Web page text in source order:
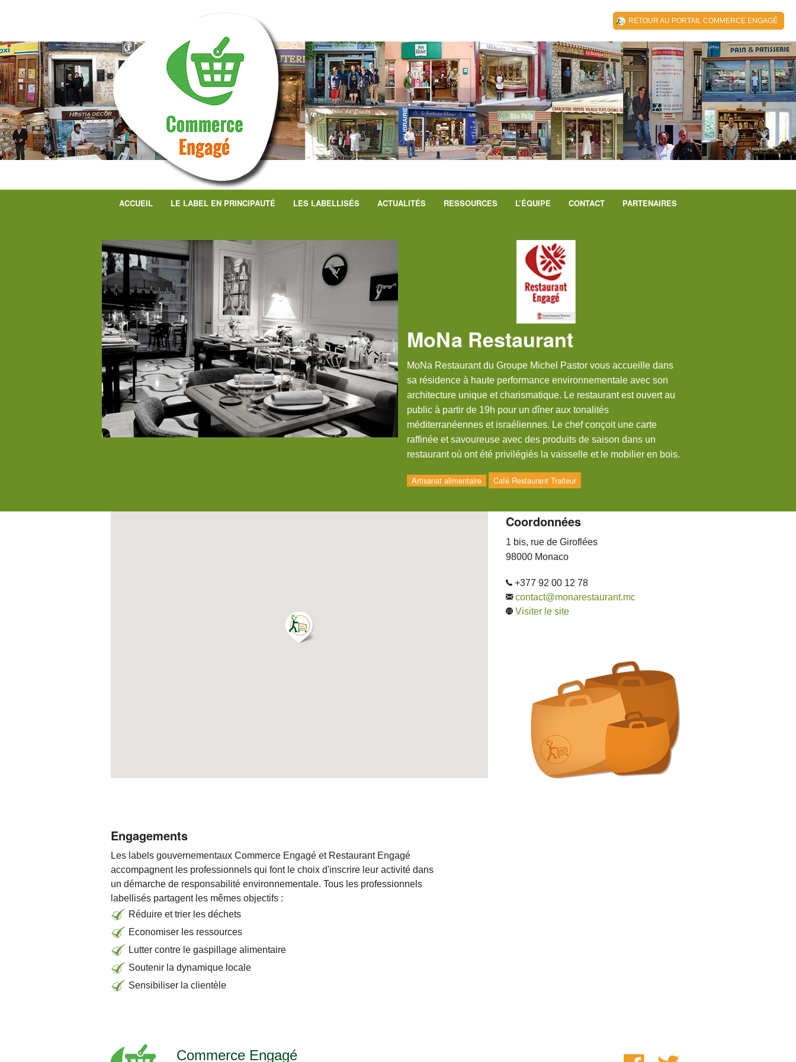
RETOUR AU PORTAIL COMMERCE ENGAGÉ
ACCUEIL LE LABEL EN PRINCIPAUTÉ LES LABELLISÉS ACTUALITÉS RESSOURCES L’ÉQUIPE CONTACT PARTENAIRES
MoNa Restaurant
MoNa Restaurant du Groupe Michel Pastor vous accueille dans
sa résidence à haute performance environnementale avec son
architecture unique et charismatique. Le restaurant est ouvert au
public à partir de 19h pour un dîner aux tonalités
méditerranéennes et israéliennes. Le chef conçoit une carte
raffinée et savoureuse avec des produits de saison dans un
restaurant où ont été privilégiés la vaisselle et le mobilier en bois.
Artisanat alimentaire Café Restaurant Traiteur
Coordonnées
1 bis, rue de Giroflées
98000 Monaco
+377 92 00 12 78
contact@monarestaurant.mc
Visiter le site
Engagements
Les labels gouvernementaux Commerce Engagé et Restaurant Engagé
accompagnent les professionnels qui font le choix d'inscrire leur activité dans
un démarche de responsabilité environnementale. Tous les professionnels
labellisés partagent les mêmes objectifs :
Réduire et trier les déchets
Economiser les ressources
Lutter contre le gaspillage alimentaire
Soutenir la dynamique locale
Sensibiliser la clientèle
Commerce Engagé